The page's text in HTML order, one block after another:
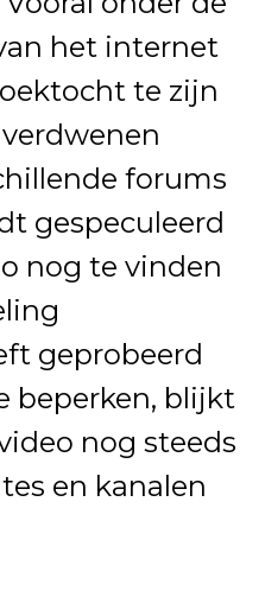
het internet
te zijn
forums
gespeculeerd
nog te vinden
geprobeerd
beperken, blijkt
nog steeds
en kanalen